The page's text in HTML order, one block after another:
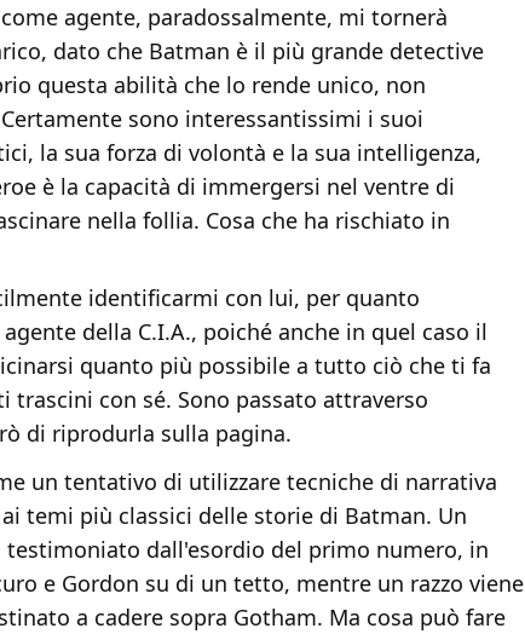
agente, paradossalmente, mi tornerà
dato che Batman è il più grande detective
questa abilità che lo rende unico, non
sono interessantissimi i suoi
la sua forza di volontà e la sua intelligenza,
è la capacità di immergersi nel ventre di
nella follia. Cosa che ha rischiato in
identificarmi con lui, per quanto
della C.I.A., poiché anche in quel caso il
quanto più possibile a tutto ciò che ti fa
trascini con sé. Sono passato attraverso
di riprodurla sulla pagina.
un tentativo di utilizzare tecniche di narrativa
temi più classici delle storie di Batman. Un
dall'esordio del primo numero, in
e Gordon su di un tetto, mentre un razzo viene
a cadere sopra Gotham. Ma cosa può fare